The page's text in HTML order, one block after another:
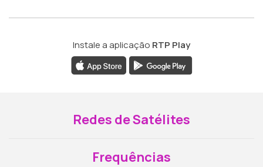
Instale a aplicação RTP Play
Redes de Satélites
Frequências